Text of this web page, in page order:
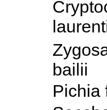
bailii
Pichia